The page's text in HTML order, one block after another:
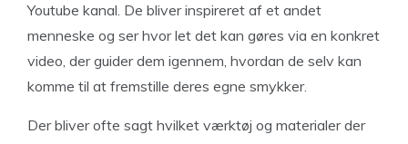
Youtube kanal. De bliver inspireret af et andet
menneske og ser hvor let det kan gøres via en konkret
video, der guider dem igennem, hvordan de selv kan
komme til at fremstille deres egne smykker.
Der bliver ofte sagt hvilket værktøj og materialer der